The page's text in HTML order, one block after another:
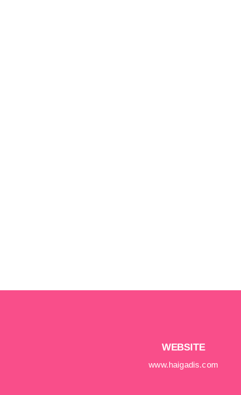
WEBSITE
www.haigadis.com